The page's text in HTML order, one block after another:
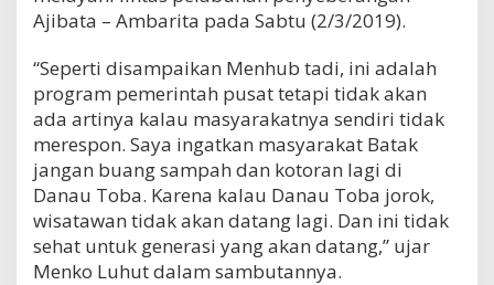
Ajibata – Ambarita pada Sabtu (2/3/2019).
“Seperti disampaikan Menhub tadi, ini adalah
program pemerintah pusat tetapi tidak akan
ada artinya kalau masyarakatnya sendiri tidak
merespon. Saya ingatkan masyarakat Batak
jangan buang sampah dan kotoran lagi di
Danau Toba. Karena kalau Danau Toba jorok,
wisatawan tidak akan datang lagi. Dan ini tidak
sehat untuk generasi yang akan datang,” ujar
Menko Luhut dalam sambutannya.